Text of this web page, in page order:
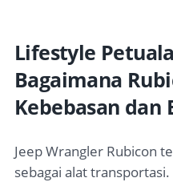
Lifestyle
Bagaimana
Kebebasan dan
Jeep Wrangler Rubicon
sebagai alat